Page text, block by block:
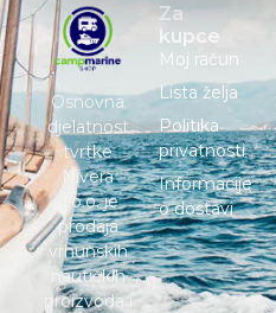
Osnovna
djelatnost
tvrtke
Nivera
d.o.o. je
prodaja
vrhunskih
nautičkih
proizvoda i
Za
kupce
Moj račun
Lista želja
Politika
privatnosti
Informacije
o dostavi